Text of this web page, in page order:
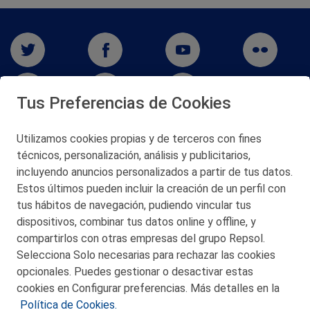
San Martín 5-Edificio Muñatones,
48550 Muskiz (Bizkaia)
Telf. 946 357 000
© 2026 Petronor S.A.
CONTACTO
Tus Preferencias de Cookies
Utilizamos cookies propias y de terceros con fines
técnicos, personalización, análisis y publicitarios,
incluyendo anuncios personalizados a partir de tus datos.
Estos últimos pueden incluir la creación de un perfil con
tus hábitos de navegación, pudiendo vincular tus
dispositivos, combinar tus datos online y offline, y
compartirlos con otras empresas del grupo Repsol.
Selecciona Solo necesarias para rechazar las cookies
opcionales. Puedes gestionar o desactivar estas
cookies en Configurar preferencias. Más detalles en la
Política de Cookies.